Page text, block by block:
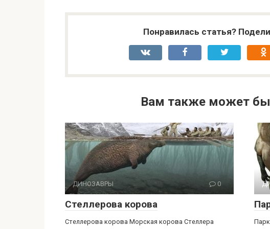
Понравилась статья?
Вам также может
ДИНОЗАВРЫ 0
Стеллерова корова
Стеллерова корова Морская корова Стеллера